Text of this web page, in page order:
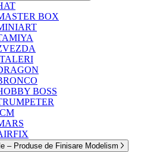
BOX
BOSS
– Produse de Finisare Modelism